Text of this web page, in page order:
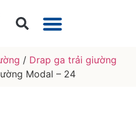
/ Drap ga trải giường
Modal – 24